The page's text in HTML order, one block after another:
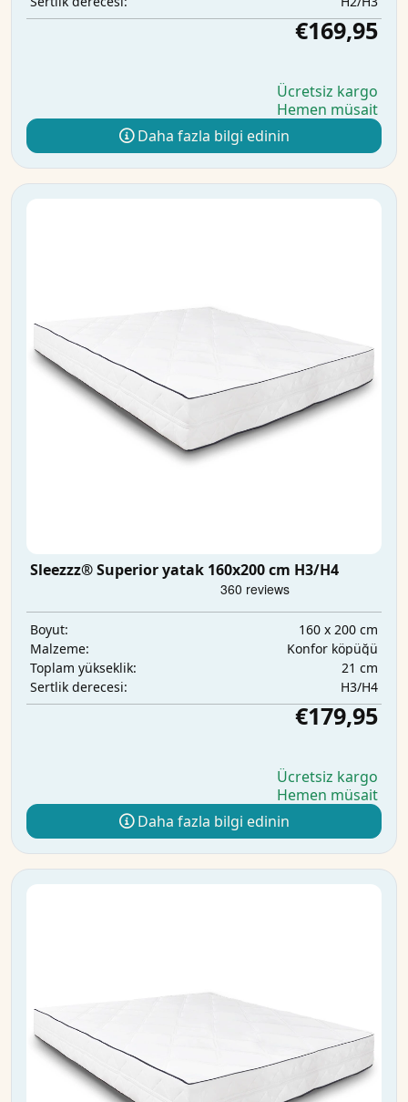
€169,95
Ücretsiz kargo
Hemen müsait
Daha fazla bilgi edinin
Sleezzz® Superior yatak 160x200 cm H3/H4
Boyut:
160 x 200 cm
Malzeme:
Konfor köpüğü
Toplam yükseklik:
21 cm
Sertlik derecesi:
H3/H4
€179,95
Ücretsiz kargo
Hemen müsait
Daha fazla bilgi edinin